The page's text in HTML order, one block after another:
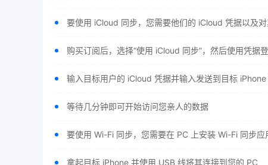
要使用 iCloud 同步，您需要他们的 iCloud 凭据以及
购买订阅后，选择“使用 iCloud 同步”，然后使用凭据
输入目标用户的 iCloud 凭据并输入发送到目标 iPhone
等待几分钟即可开始访问您亲人的数据
要使用 Wi-Fi 同步，您需要在 PC 上安装 Wi-Fi 同步
拿起目标 iPhone 并使用 USB 线将其连接到您的 PC